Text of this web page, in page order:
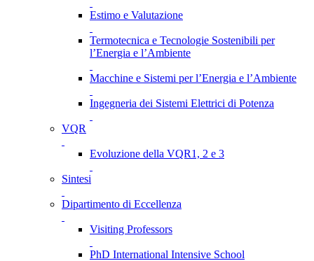
Estimo e Valutazione
Termotecnica e Tecnologie Sostenibili per
l’Energia e l’Ambiente
Macchine e Sistemi per l’Energia e l’Ambiente
Ingegneria dei Sistemi Elettrici di Potenza
VQR
Evoluzione della VQR1, 2 e 3
Sintesi
Dipartimento di Eccellenza
Visiting Professors
PhD International Intensive School